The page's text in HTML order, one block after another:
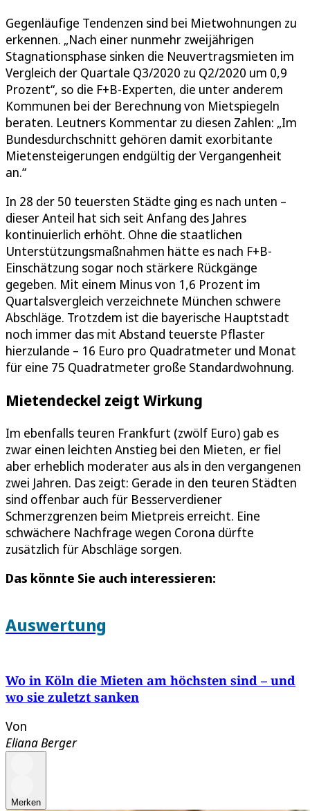
Gegenläufige Tendenzen sind bei Mietwohnungen zu
erkennen. „Nach einer nunmehr zweijährigen
Stagnationsphase sinken die Neuvertragsmieten im
Vergleich der Quartale Q3/2020 zu Q2/2020 um 0,9
Prozent“, so die F+B-Experten, die unter anderem
Kommunen bei der Berechnung von Mietspiegeln
beraten. Leutners Kommentar zu diesen Zahlen: „Im
Bundesdurchschnitt gehören damit exorbitante
Mietensteigerungen endgültig der Vergangenheit
an.“
In 28 der 50 teuersten Städte ging es nach unten –
dieser Anteil hat sich seit Anfang des Jahres
kontinuierlich erhöht. Ohne die staatlichen
Unterstützungsmaßnahmen hätte es nach F+B-
Einschätzung sogar noch stärkere Rückgänge
gegeben. Mit einem Minus von 1,6 Prozent im
Quartalsvergleich verzeichnete München schwere
Abschläge. Trotzdem ist die bayerische Hauptstadt
noch immer das mit Abstand teuerste Pflaster
hierzulande – 16 Euro pro Quadratmeter und Monat
für eine 75 Quadratmeter große Standardwohnung.
Mietendeckel zeigt Wirkung
Im ebenfalls teuren Frankfurt (zwölf Euro) gab es
zwar einen leichten Anstieg bei den Mieten, er fiel
aber erheblich moderater aus als in den vergangenen
zwei Jahren. Das zeigt: Gerade in den teuren Städten
sind offenbar auch für Besserverdiener
Schmerzgrenzen beim Mietpreis erreicht. Eine
schwächere Nachfrage wegen Corona dürfte
zusätzlich für Abschläge sorgen.
Das könnte Sie auch interessieren:
Auswertung
Wo in Köln die Mieten am höchsten sind – und
wo sie zuletzt sanken
Von
Eliana Berger
Merken